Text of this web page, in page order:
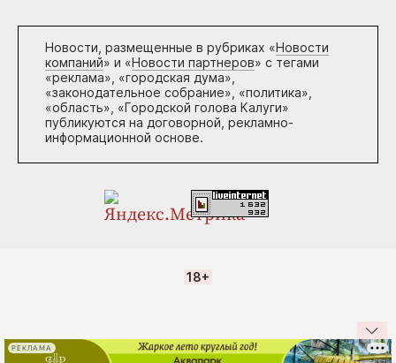
Новости, размещенные в рубриках «Новости
компаний» и «Новости партнеров» с тегами
«реклама», «городская дума»,
«законодательное собрание», «политика»,
«область», «Городской голова Калуги»
публикуются на договорной, рекламно-
информационной основе.
18+
РЕКЛАМА